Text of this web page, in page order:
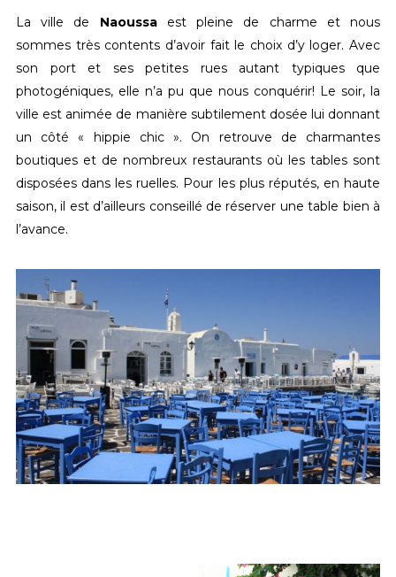
La ville de Naoussaest pleine de charme et nous
sommes très contents d’avoir fait le choix d’y loger. Avec
son port et ses petites rues autant typiques que
photogéniques, elle n’a pu que nous conquérir! Le soir, la
ville est animée de manière subtilement dosée lui donnant
un côté « hippie chic ». On retrouve de charmantes
boutiques et de nombreux restaurants où les tables sont
disposées dans les ruelles. Pour les plus réputés, en haute
saison, il est d’ailleurs conseillé de réserver une table bien à
l’avance.